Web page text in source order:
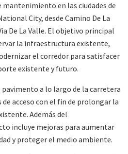
mantenimiento en las ciudades de
City, desde Camino De La
De La Valle. El objetivo principal
la infraestructura existente,
el corredor para satisfacer
existente y futuro.
a lo largo de la carretera
de acceso con el fin de prolongar la
Además del
incluye mejoras para aumentar
y proteger el medio ambiente.